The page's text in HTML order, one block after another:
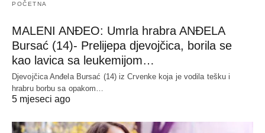
POČETNA
MALENI ANĐEO: Umrla hrabra ANĐELA
Bursać (14)- Prelijepa djevojčica, borila se
kao lavica sa leukemijom…
Djevojčica Anđela Bursać (14) iz Crvenke koja je vodila tešku i
hrabru borbu sa opakom…
5 mjeseci ago